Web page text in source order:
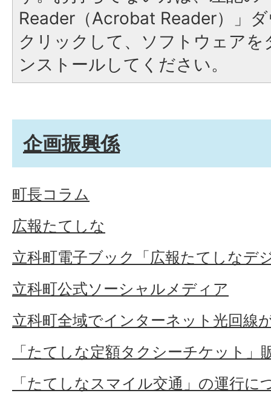
Reader（Acrobat Reader）」
クリックして、ソフトウェア
ンストールしてください。
企画振興係
町長コラム
広報たてしな
立科町電子ブック「広報たてしなデ
立科町公式ソーシャルメディア
立科町全域でインターネット光回線
「たてしな定額タクシーチケット」
「たてしなスマイル交通」の運行に